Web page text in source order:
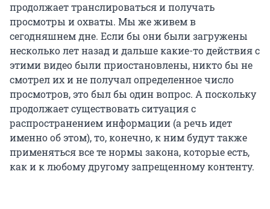
продолжает транслироваться и получать
просмотры и охваты. Мы же живем в
сегодняшнем дне. Если бы они были загружены
несколько лет назад и дальше какие-то действия с
этими видео были приостановлены, никто бы не
смотрел их и не получал определенное число
просмотров, это был бы один вопрос. А поскольку
продолжает существовать ситуация с
распространением информации (а речь идет
именно об этом), то, конечно, к ним будут также
применяться все те нормы закона, которые есть,
как и к любому другому запрещенному контенту.